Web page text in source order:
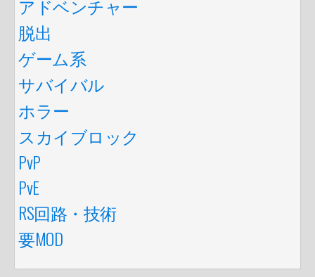
アドベンチャー
脱出
ゲーム系
サバイバル
ホラー
スカイブロック
PvP
PvE
RS回路・技術
要MOD